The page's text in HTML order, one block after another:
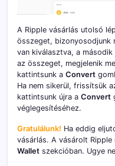
A Ripple vásárlás utolsó
összeget, bizonyosodjunk
van kiválasztva, a második
az összeget, megjelenik
kattintsunk a Convert
Ha nem sikerül, frissítsük
kattintsunk újra a Convert
véglegesítéséhez.
Gratulálunk! Ha eddig
vásárlás. A vásárolt Ripple
Wallet szekcióban. Ugye